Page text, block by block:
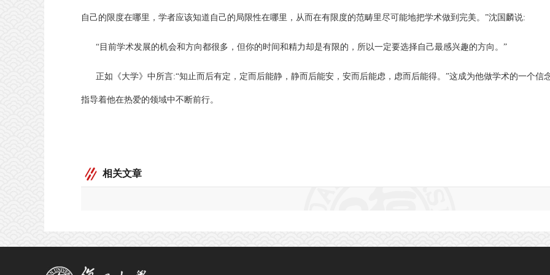
自己的限度在哪里，学者应该知道自己的局限性在哪里，从而在有限度的范畴里尽可能地把学术做到完美。 ”沈国麟说:
“ 目前学术发展的机会和方向都很多，但你的时间和精力却是有限的，所以一定要选择自己最感兴趣的方向。 ”
正如《大学》中所言:“知止而后有定，定而后能静，静而后能安，安而后能虑，虑而后能得。 ”这成为他做学术的一个信
指导着他在热爱的领域中不断前行。
相关文章